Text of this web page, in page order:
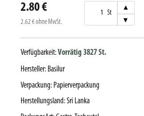
2.80 €
2.62 €ohne MwSt.
St
▾
▾
Verfügbarkeit:Vorrätig 3827 St.
Hersteller: Basilur
Verpackung: Papierverpackung
Herstellungsland:Sri Lanka